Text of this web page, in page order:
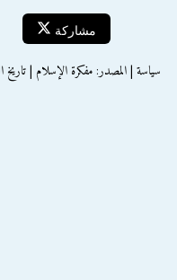
مشاركة
سياسة | المصدر: مفكرة الإسلام | تاريخ النشر :